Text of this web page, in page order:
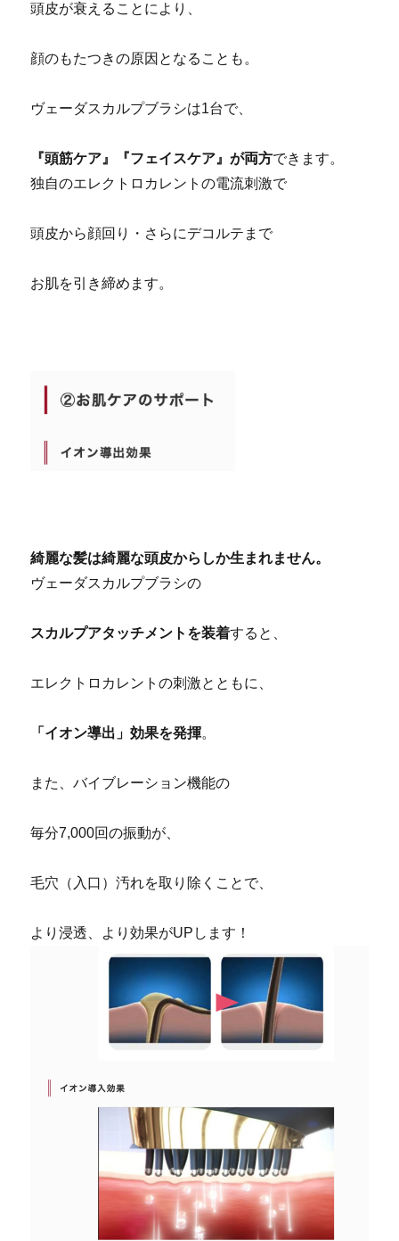
頭皮が衰えることにより、
顔のもたつきの原因となることも。
ヴェーダスカルプブラシは1台で、
『頭筋ケア』『フェイスケア』が両方できます。
独自のエレクトロカレントの電流刺激で
頭皮から顔回り・さらにデコルテまで
お肌を引き締めます。
綺麗な髪は綺麗な頭皮からしか生まれません。
ヴェーダスカルプブラシの
スカルプアタッチメントを装着すると、
エレクトロカレントの刺激とともに、
「イオン導出」効果を発揮。
また、バイブレーション機能の
毎分7,000回の振動が、
毛穴（入口）汚れを取り除くことで、
より浸透、より効果がUPします！